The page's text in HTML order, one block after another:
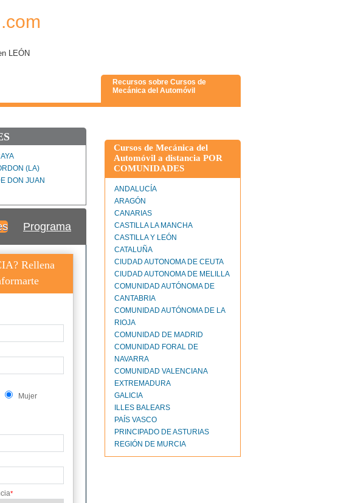
.com
LEÓN
Recursos sobre Cursos de
Mecánica del Automóvil
(LA)
DON JUAN
Programa
Rellena
Mujer
*
Cursos de Mecánica del
Automóvil a distancia POR
COMUNIDADES
ANDALUCÍA
ARAGÓN
CANARIAS
CASTILLA LA MANCHA
CASTILLA Y LEÓN
CATALUÑA
CIUDAD AUTONOMA DE CEUTA
CIUDAD AUTONOMA DE MELILLA
COMUNIDAD AUTÓNOMA DE
CANTABRIA
COMUNIDAD AUTÓNOMA DE LA
RIOJA
COMUNIDAD DE MADRID
COMUNIDAD FORAL DE
NAVARRA
COMUNIDAD VALENCIANA
EXTREMADURA
GALICIA
ILLES BALEARS
PAÍS VASCO
PRINCIPADO DE ASTURIAS
REGIÓN DE MURCIA